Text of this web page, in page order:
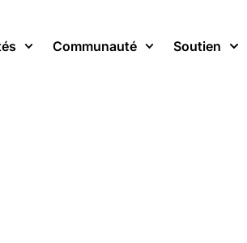
Communauté Soutien